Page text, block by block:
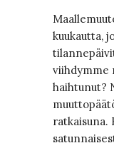
kuukautta,
viihdymme
haihtunut?
ratkaisuna.